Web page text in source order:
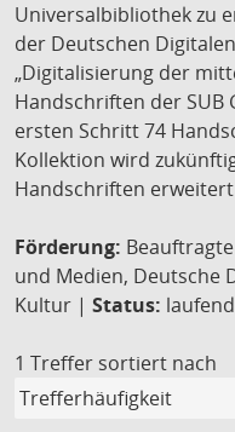
Universalbibliothek zu
der Deutschen
„Digitalisierung der
Handschriften der SUB
ersten Schritt 74
Kollektion wird
Handschriften
Förderung:
und Medien, Deutsche
Kultur | Status: laufend
1 Treffer sortiert nach